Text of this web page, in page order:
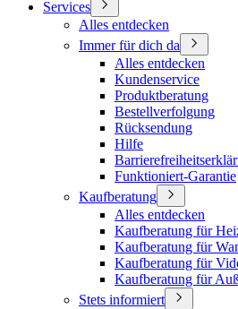
Services
Alles entdecken
Immer für dich da
Alles entdecken
Kundenservice
Produktberatung
Bestellverfolgung
Rücksendung
Hilfe
Funktioniert-Garantie
Kaufberatung
Alles entdecken
Kaufberatung für
Kaufberatung für
Kaufberatung für
Kaufberatung für
Stets informiert